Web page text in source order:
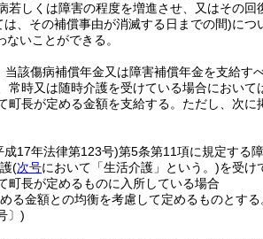
しくは障害の程度を増進させ、又はその
、その補償事由が消滅する日までの間)につ
いことができる。
該傷病補償年金又は障害補償年金を支給す
時又は随時介護を受けている場合におい
長が定める金額を支給する。 ただし、次に
成17年法律第123号)第5条第11項に規定する
(次号において「生活介護」という。)を受け
町長が定めるものに入所している場合
金額との均衡を考慮して定めるものとする
〕)